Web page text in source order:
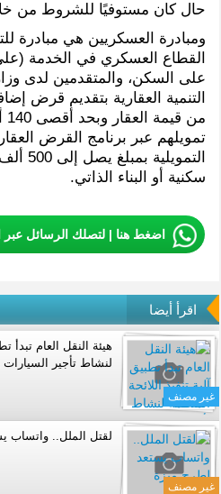
حال كان مستوفيًا للشروط من
ومبادرة العسكريين هي مبادرة
القطاع العسكري في الخدمة
على السكن، والمتقدمين لدى
تمويلهم عبر برنامج القرض
سكنية أو البناء الذاتي.
اضغط هنا | لتصلك الرسائل عبر
اقرأ أيضا
غير مصنف
هيئة النقل العام تبدأ
لنشاط تأجير السيارات
غير مصنف
لقتل الملل.. واتساب